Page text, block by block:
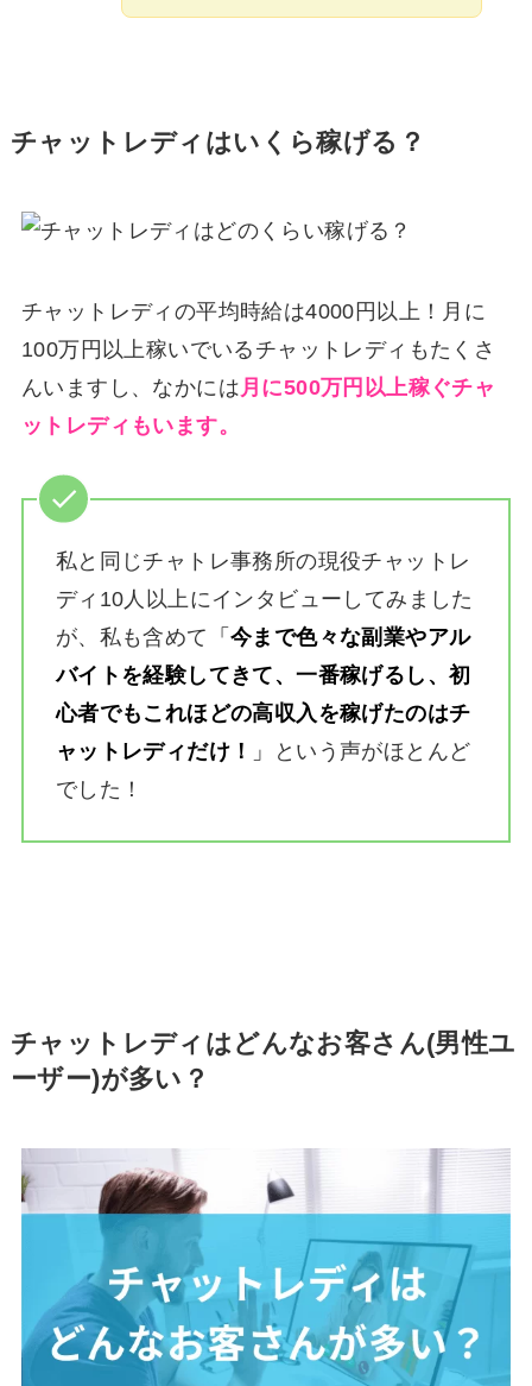
チャットレディはいくら稼げる？
チャットレディの平均時給は4000円以上！月に
100万円以上稼いでいるチャットレディもたくさ
んいますし、なかには 月に500万円以上稼ぐチャ
ットレディもいます。
私と同じチャトレ事務所の現役チャットレ
ディ10人以上にインタビューしてみました
が、私も含めて
「今まで色々な副業やアル
バイトを経験してきて、一番稼げるし、初
心者でもこれほどの高収入を稼げたのはチ
ャットレディだけ！
」
という声がほとんど
でした！
チャットレディはどんなお客さん(男性ユ
ーザー)が多い？